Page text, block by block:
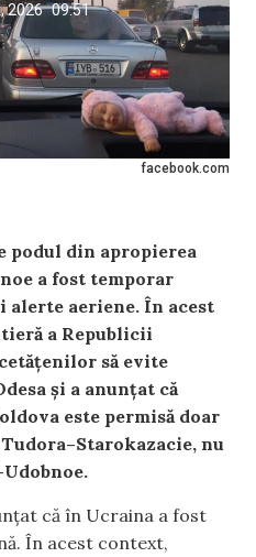
facebook.com
2026 09:51
podul din apropierea
a fost temporar
alerte aeriene. În acest
a Republicii
să evite
și a anunțat că
este permisă doar
nu
că în Ucraina a fost
În acest context,